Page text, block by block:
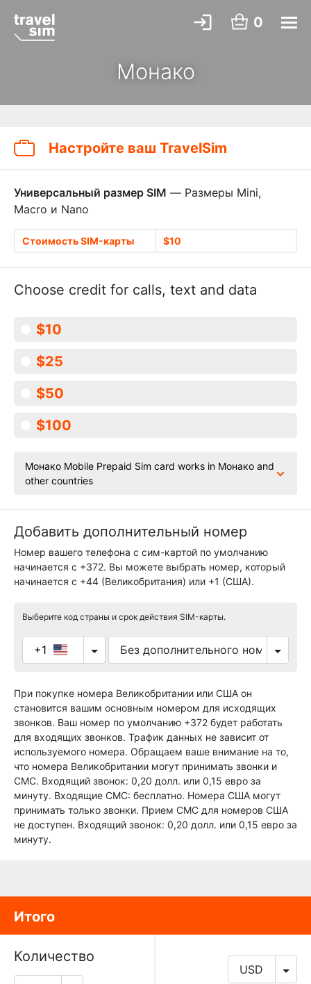
0
Монако
Настройте ваш TravelSim
Универсальный размер SIM — Размеры Mini,
Macro и Nano
Стоимость SIM-карты $10
Choose credit for calls, text and data
$10
$25
$50
$100
Монако Mobile Prepaid Sim card works in Монако and
other countries
Добавить дополнительный номер
Номер вашего телефона с сим-картой по умолчанию
начинается с +372. Вы можете выбрать номер, который
начинается с +44 (Великобритания) или +1 (США).
Выберите код страны и срок действия SIM-карты.
+1
При покупке номера Великобритании или США он
становится вашим основным номером для исходящих
звонков. Ваш номер по умолчанию +372 будет работать
для входящих звонков. Трафик данных не зависит от
используемого номера. Обращаем ваше внимание на то,
что номера Великобритании могут принимать звонки и
СМС. Входящий звонок: 0,20 долл. или 0,15 евро за
минуту. Входящие СМС: бесплатно. Номера США могут
принимать только звонки. Прием СМС для номеров США
не доступен. Входящий звонок: 0,20 долл. или 0,15 евро за
минуту.
Итого
Количество